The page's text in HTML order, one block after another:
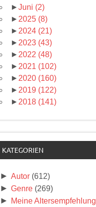
►Juni (2)
► 2025 (8)
► 2024 (21)
► 2023 (43)
► 2022 (48)
► 2021 (102)
► 2020 (160)
► 2019 (122)
► 2018 (141)
KATEGORIEN
► Autor (612)
► Genre (269)
► Meine Altersempfehlung